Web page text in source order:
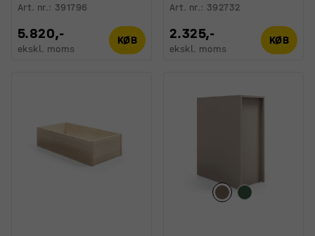
Art. nr.: 391796
5.820,-
ekskl. moms
KØB
Art. nr.: 392732
2.325,-
ekskl. moms
KØB